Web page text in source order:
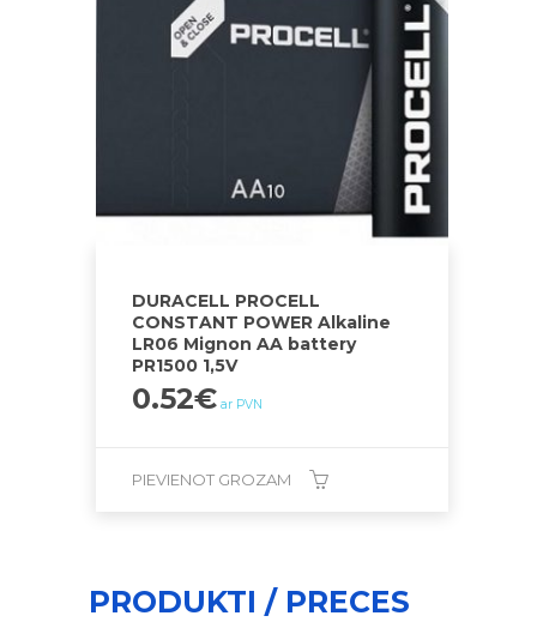
DURACELL PROCELL
CONSTANT POWER Alkaline
LR06 Mignon AA battery
PR1500 1,5V
0.52€ ar PVN
PIEVIENOT GROZAM
PRODUKTI / PRECES